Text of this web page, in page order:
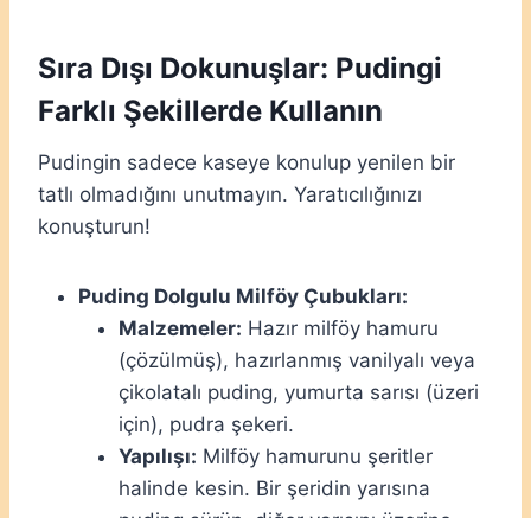
Sıra Dışı Dokunuşlar: Pudingi
Farklı Şekillerde Kullanın
Pudingin sadece kaseye konulup yenilen bir
tatlı olmadığını unutmayın. Yaratıcılığınızı
konuşturun!
Puding Dolgulu Milföy Çubukları:
Malzemeler: Hazır milföy hamuru
(çözülmüş), hazırlanmış vanilyalı veya
çikolatalı puding, yumurta sarısı (üzeri
için), pudra şekeri.
Yapılışı: Milföy hamurunu şeritler
halinde kesin. Bir şeridin yarısına